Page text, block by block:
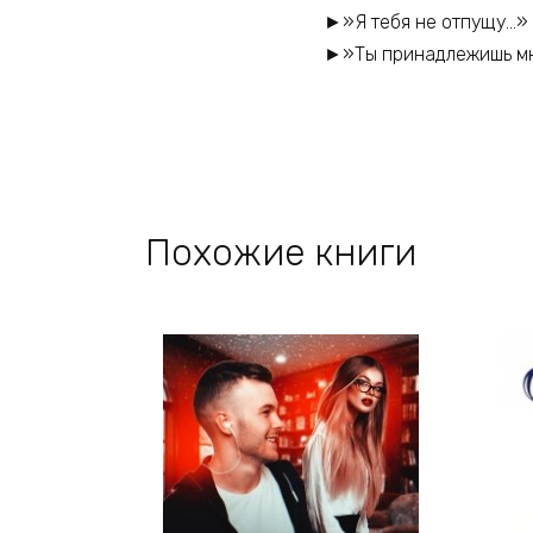
►»Я тебя не отпущу…»
►»Ты принадлежишь
Похожие книги